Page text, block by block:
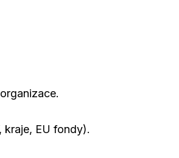
kraje, EU fondy).